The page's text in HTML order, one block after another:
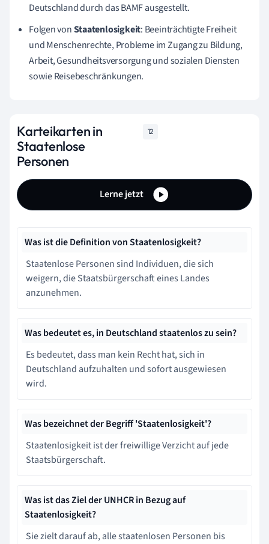
Deutschland durch das BAMF ausgestellt.
Folgen vonStaatenlosigkeit: Beeinträchtigte Freiheit
und Menschenrechte, Probleme im Zugang zu Bildung,
Arbeit, Gesundheitsversorgung und sozialen Diensten
sowie Reisebeschränkungen.
Karteikarten in
Staatenlose
Personen
12
Lerne jetzt
Was ist die Definition von Staatenlosigkeit?
Staatenlose Personen sind Individuen, die sich
weigern, die Staatsbürgerschaft eines Landes
anzunehmen.
Was bedeutet es, in Deutschland staatenlos zu sein?
Es bedeutet, dass man kein Recht hat, sich in
Deutschland aufzuhalten und sofort ausgewiesen
wird.
Was bezeichnet der Begriff 'Staatenlosigkeit'?
Staatenlosigkeit ist der freiwillige Verzicht auf jede
Staatsbürgerschaft.
Was ist das Ziel der UNHCR in Bezug auf
Staatenlosigkeit?
Sie zielt darauf ab, alle staatenlosen Personen bis